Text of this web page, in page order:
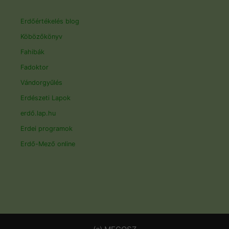
Erdőértékelés blog
Köbözőkönyv
Fahibák
Fadoktor
Vándorgyűlés
Erdészeti Lapok
erdő.lap.hu
Erdei programok
Erdő-Mező online